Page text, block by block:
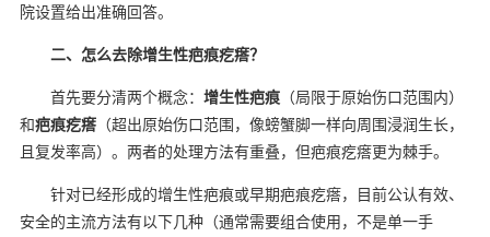
院设置给出准确回答。
二、怎么去除增生性疤痕疙瘩？
首先要分清两个概念： 增生性疤痕（局限于原始伤口范围内）
和疤痕疙瘩（超出原始伤口范围，像螃蟹脚一样向周围浸润生长，
且复发率高）。两者的处理方法有重叠，但疤痕疙瘩更为棘手。
针对已经形成的增生性疤痕或早期疤痕疙瘩，目前公认有效、
安全的主流方法有以下几种（通常需要组合使用，不是单一手